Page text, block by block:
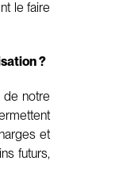
le faire
?
de notre
et
futurs,